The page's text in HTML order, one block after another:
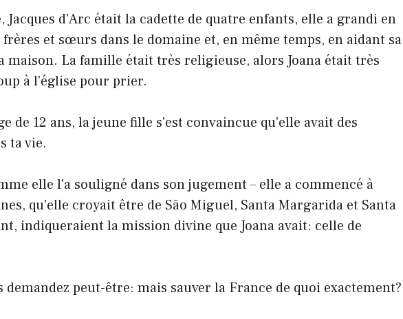
Jacques d'Arc était la cadette de quatre enfants, elle a grandi en
frères et sœurs dans le domaine et, en même temps, en aidant sa
maison. La famille était très religieuse, alors Joana était très
à l'église pour prier.
de 12 ans, la jeune fille s'est convaincue qu'elle avait des
ta vie.
elle l'a souligné dans son jugement – elle a commencé à
qu'elle croyait être de São Miguel, Santa Margarida et Santa
indiqueraient la mission divine que Joana avait: celle de
demandez peut-être: mais sauver la France de quoi exactement?